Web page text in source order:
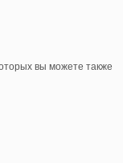
вы можете также